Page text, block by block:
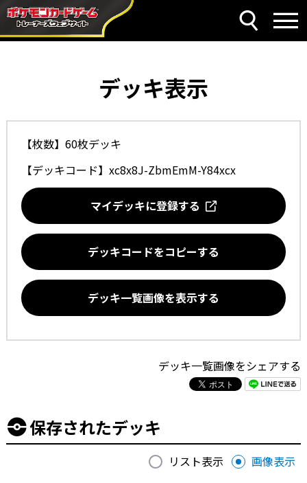
デッキ表示
【枚数】60枚デッキ
【デッキコード】 xc8x8J-ZbmEmM-Y84xcx
マイデッキに登録する
デッキコードをコピーする
デッキ一覧画像を表示する
デッキ一覧画像をシェアする
保存されたデッキ
リスト表示 画像表示